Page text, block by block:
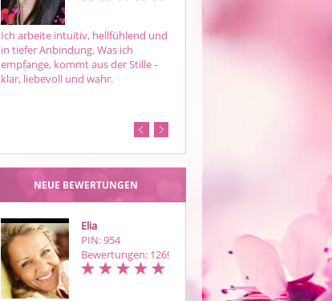
Ich arbeite intuitiv, hellfühlend und
in tiefer Anbindung. Was ich
empfange, kommt aus der Stille -
klar, liebevoll und wahr.
Dein Anker im Sturm –
finden wir Klarheit und Halt
NEUE BEWERTUNGEN
Elia
PIN: 954
Bewertungen: 1269
Annymoon
PIN: 974
Bewertungen: